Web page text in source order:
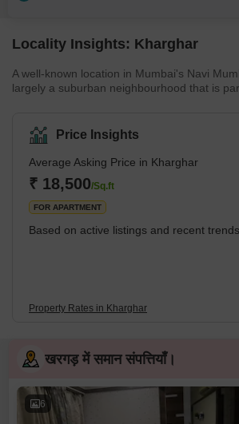
Locality Insights: Kharghar
A well-known location in Mumbai's Navi
largely a suburban neighbourhood that is
Industrial Development Corporation, or
developing the plan and carrying it
area of 10 km² and a population of up to
Price Insights
Average Asking Price in Kharghar
₹ 18,500/Sq.ft
FOR APARTMENT
Based on active listings and recent trends
Property Rates in Kharghar
खरगड़ में समान संपत्तियाँ।
6